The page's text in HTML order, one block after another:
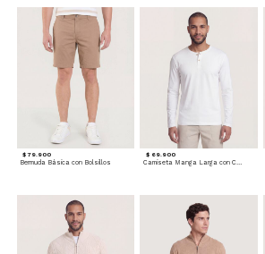
$ 79.900
Bermuda Básica con Bolsillos
$ 69.900
Camiseta Manga Larga con Cuello Henley